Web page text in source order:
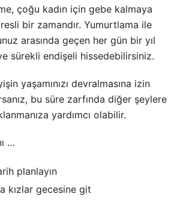
çoğu kadın için gebe kalmaya
bir zamandır. Yumurtlama ile
arasında geçen her gün bir yıl
sürekli endişeli hissedebilirsiniz.
yaşamınızı devralmasına izin
bu süre zarfında diğer şeylere
yardımcı olabilir.
…
planlayın
kızlar gecesine git